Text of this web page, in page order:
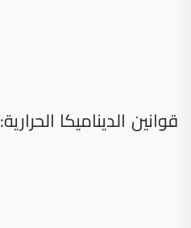
قوانين الديناميكا الحرارية: